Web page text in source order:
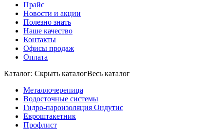
Прайс
Новости и акции
Полезно знать
Наше качество
Контакты
Офисы продаж
Оплата
Каталог: Cкрыть каталогВесь каталог
Металлочерепица
Водосточные системы
Гидро-пароизоляция Ондутис
Евроштакетник
Профлист